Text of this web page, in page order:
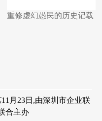
重修虚幻愚民的历史记载
11月23日,由深圳市企业联
合主办